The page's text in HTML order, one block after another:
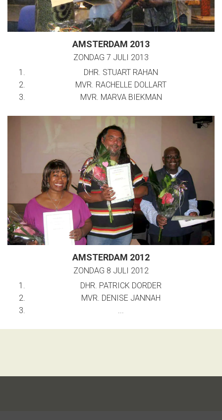
AMSTERDAM 2013
ZONDAG 7 JULI 2013
DHR. STUART RAHAN
MVR. RACHELLE DOLLART
MVR. MARVA BIEKMAN
AMSTERDAM 2012
ZONDAG 8 JULI 2012
DHR. PATRICK DORDER
MVR. DENISE JANNAH
...